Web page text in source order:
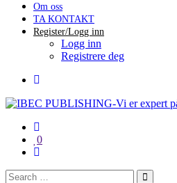
Om oss
TA KONTAKT
Register/Logg inn
Logg inn
Registrere deg
0